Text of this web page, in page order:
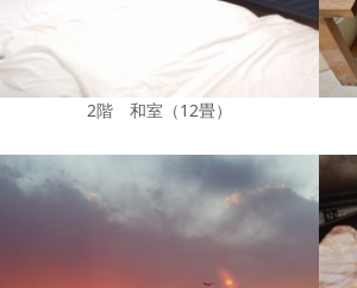
2階 和室（12畳）